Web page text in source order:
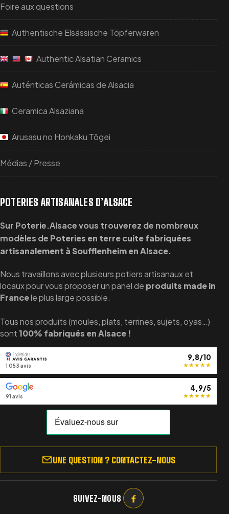
Foire aux questions
Authentische Elsässische Töpferwaren
Authentic Alsatian Ceramics
Auténticas Cerámicas de Alsacia
Ceramica Alsaziana
Arusasu no Honkaku Tōgei
Médias / Presse
POTERIES ARTISANALES D’ALSACE
Sur Poterie.Alsace vous trouverez de nombreux
modèles de Poteries en terre cuite fabriquées
artisanalement à Soufflenheim en Alsace.
Nous travaillons avec plusieurs potiers artisanaux et
locaux pour vous proposer un panel de produits made in
Francele plus large possible.
Tous nos produits (moules, plats, terrines, sujets, oyas…)
sont100% fabriqués en Alsace !
9,8/10
★★★★★
1 053 avis
4,9/5
★★★★★
91 avis
UNE QUESTION ? CONTACTEZ-NOUS
SUIVEZ-NOUS